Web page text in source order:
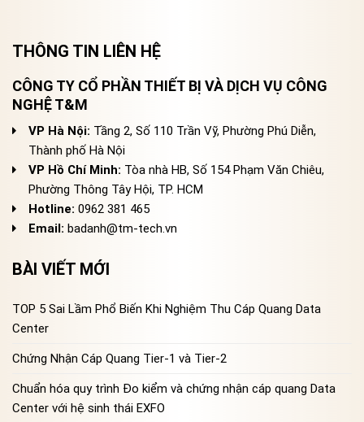
THÔNG TIN LIÊN HỆ
CÔNG TY CỔ PHẦN THIẾT BỊ VÀ DỊCH VỤ CÔNG
NGHỆ T&M
VP Hà Nội: Tầng 2, Số 110 Trần Vỹ, Phường Phú Diễn,
Thành phố Hà Nội
VP Hồ Chí Minh: Tòa nhà HB, Số 154 Phạm Văn Chiêu,
Phường Thông Tây Hội, TP. HCM
Hotline: 0962 381 465
Email: badanh@tm-tech.vn
BÀI VIẾT MỚI
TOP 5 Sai Lầm Phổ Biến Khi Nghiệm Thu Cáp Quang Data
Center
Chứng Nhận Cáp Quang Tier-1 và Tier-2
Chuẩn hóa quy trình Đo kiểm và chứng nhận cáp quang Data
Center với hệ sinh thái EXFO